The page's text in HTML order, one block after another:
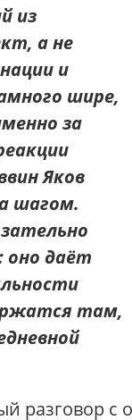
из
а не
и
шире,
за
Яков
шагом.
оно даёт
там,